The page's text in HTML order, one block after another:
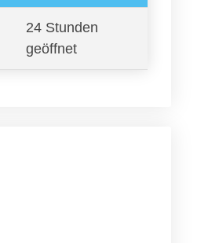
24 Stunden
geöffnet